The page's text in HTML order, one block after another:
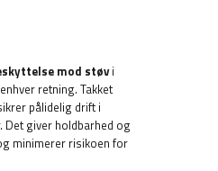
mod støvi
retning. Takket
pålidelig drift i
giver holdbarhed og
minimerer risikoen for